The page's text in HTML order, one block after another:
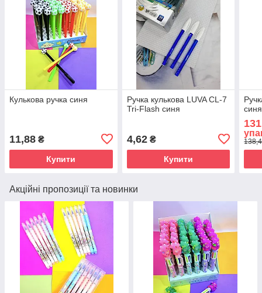
Кулькова ручка синя
11,88 ₴
Купити
Ручка кулькова LUVA CL-7
Tri-Flash синя
4,62₴
Купити
синя
Акційні пропозиції та новинки